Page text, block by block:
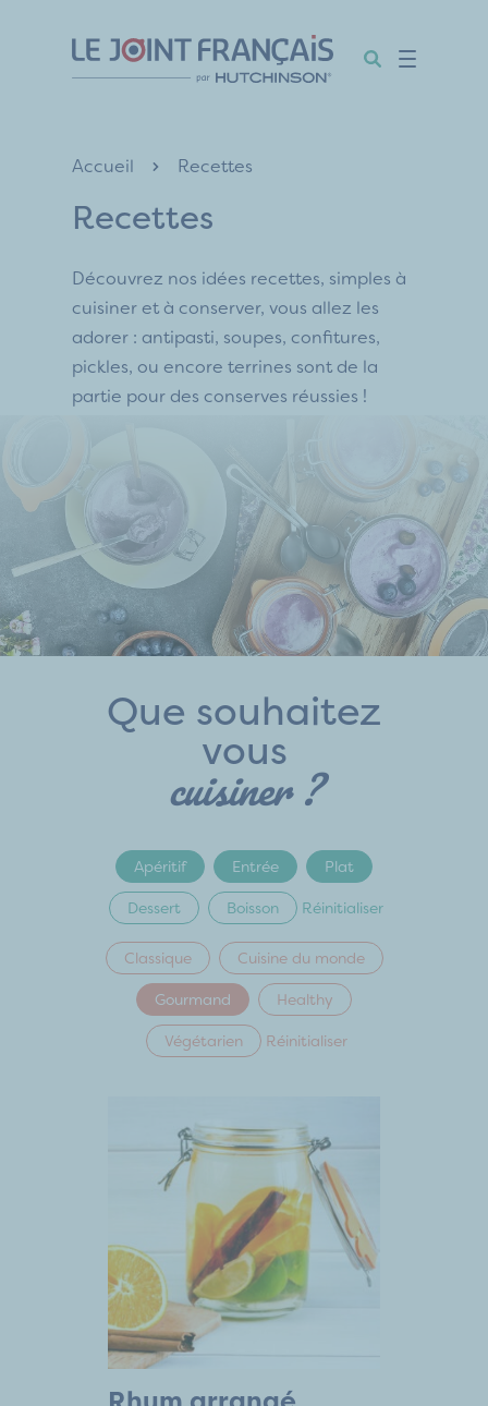
Accueil Recettes
Recettes
Découvrez nos idées recettes, simples à
cuisiner et à conserver, vous allez les
adorer : antipasti, soupes, confitures,
pickles, ou encore terrines sont de la
partie pour des conserves réussies !
Que souhaitez
vous
cuisiner ?
Apéritif Entrée Plat
Dessert Boisson Réinitialiser
Classique Cuisine du monde
Gourmand Healthy
Végétarien Réinitialiser